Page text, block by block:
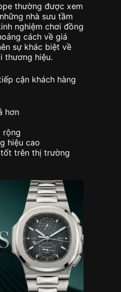
thường được xem
nhà sưu tầm
nghiệm chơi đồng
cách về giá
sự khác biệt về
thương hiệu.
cận khách hàng
hơn
rộng
hiệu cao
trên thị trường